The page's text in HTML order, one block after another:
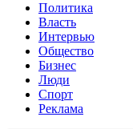
Политика
Власть
Интервью
Общество
Бизнес
Люди
Спорт
Реклама